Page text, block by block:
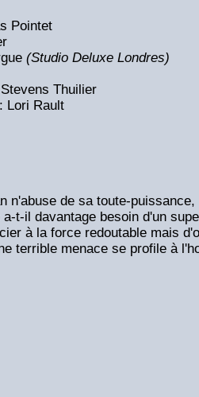
Pointet
(Studio Deluxe Londres)
Stevens Thuilier
: Lori Rault
n'abuse de sa toute-
t-il davantage besoin d'un
à la force redoutable mais
terrible menace se profile à